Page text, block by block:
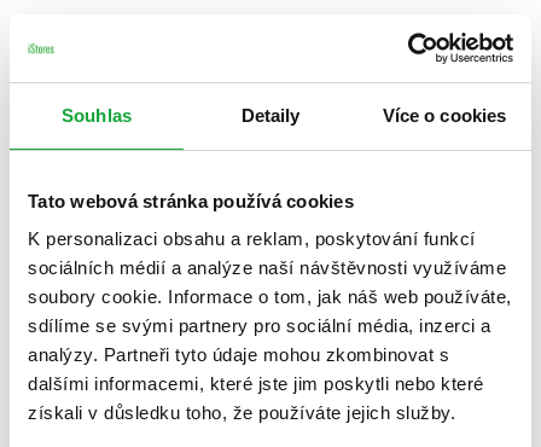
Souhlas Detaily Více o cookies
Tato webová stránka používá cookies
K personalizaci obsahu a reklam, poskytování funkcí
sociálních médií a analýze naší návštěvnosti využíváme
soubory cookie. Informace o tom, jak náš web používáte,
sdílíme se svými partnery pro sociální média, inzerci a
analýzy. Partneři tyto údaje mohou zkombinovat s
dalšími informacemi, které jste jim poskytli nebo které
získali v důsledku toho, že používáte jejich služby.